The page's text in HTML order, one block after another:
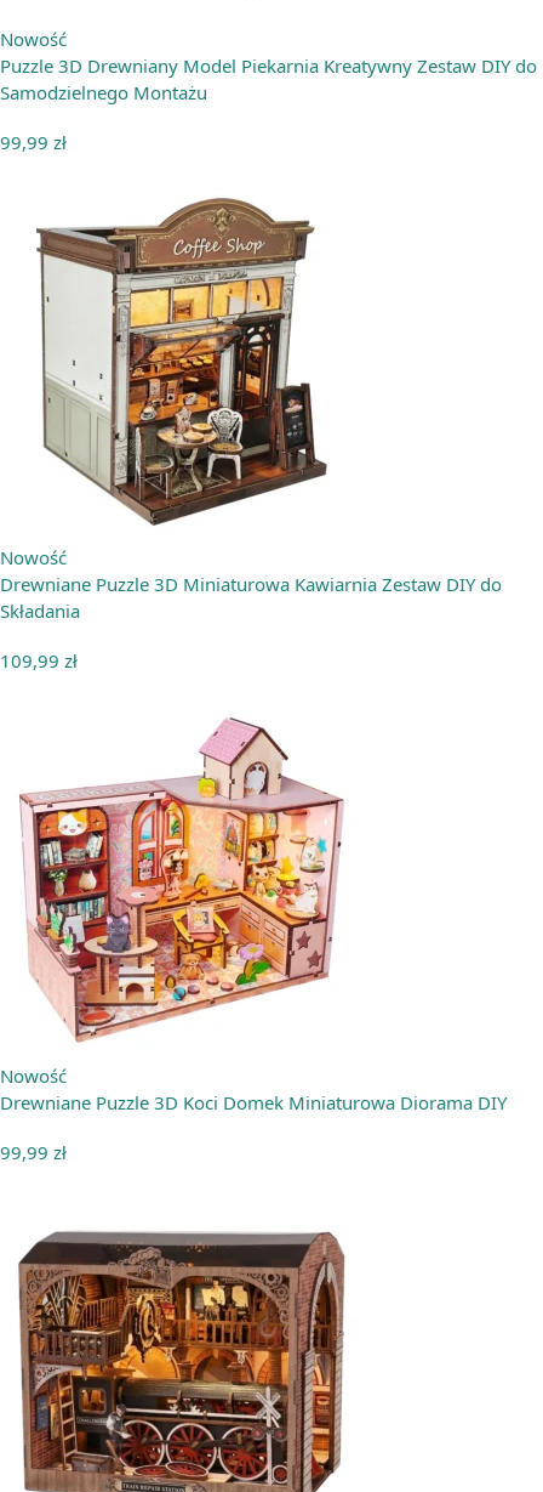
Nowość
Puzzle 3D Drewniany Model Piekarnia Kreatywny Zestaw DIY do
Samodzielnego Montażu
99,99 zł
Nowość
Drewniane Puzzle 3D Miniaturowa Kawiarnia Zestaw DIY do
Składania
109,99 zł
Nowość
Drewniane Puzzle 3D Koci Domek Miniaturowa Diorama DIY
99,99 zł